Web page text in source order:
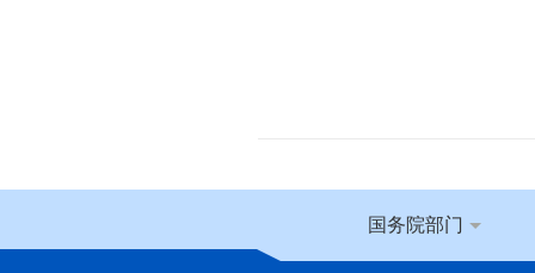
国务院部门